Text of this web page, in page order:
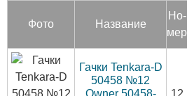
Фото Название
Но­
мер
Гачки Tenkara-D
50458 №12